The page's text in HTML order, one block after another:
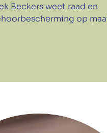
Beckers weet raad en
op